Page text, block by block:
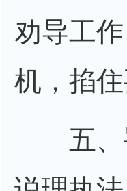
劝导工
机，掐
五、罚